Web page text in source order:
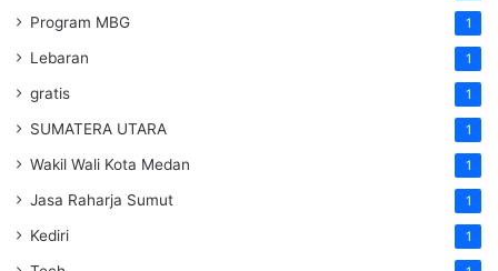
Program MBG 1
Lebaran 1
gratis 1
SUMATERA UTARA 1
Wakil Wali Kota Medan 1
Jasa Raharja Sumut 1
Kediri 1